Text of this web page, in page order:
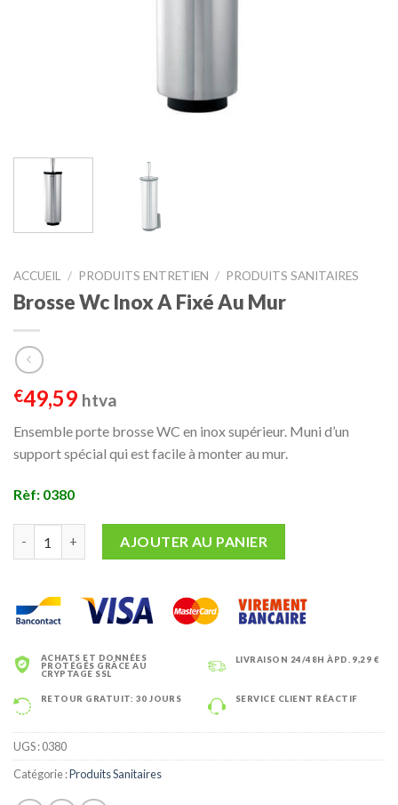
ACCUEIL / PRODUITS ENTRETIEN / PRODUITS SANITAIRES
Brosse Wc Inox A Fixé Au Mur
€49,59 htva
Ensemble porte brosse WC en inox supérieur. Muni d’un
support spécial qui est facile à monter au mur.
Rèf: 0380
AJOUTER AU PANIER
ACHATS ET DONNÉES
PROTÉGÉS GRÂCE AU
CRYPTAGE SSL
LIVRAISON 24/48H ÀPD. 9,29 €
RETOUR GRATUIT: 30 JOURS SERVICE CLIENT RÉACTIF
UGS :0380
Catégorie :Produits Sanitaires